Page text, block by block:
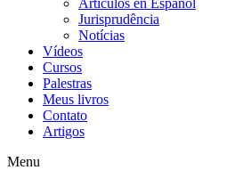
Artículos en Español
Jurisprudência
Notícias
Vídeos
Cursos
Palestras
Meus livros
Contato
Artigos
Menu